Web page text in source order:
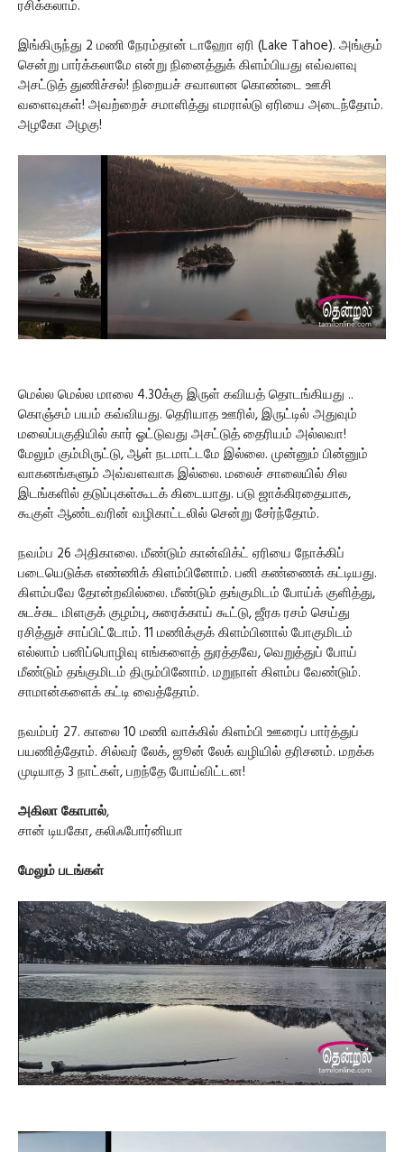
ரசிக்கலாம்.
இங்கிருந்து 2 மணி நேரம்தான் டாஹோ ஏரி (Lake Tahoe). அங்கும்
சென்று பார்க்கலாமே என்று நினைத்துக் கிளம்பியது எவ்வளவு
அசட்டுத் துணிச்சல்! நிறையச் சவாலான கொண்டை ஊசி
வளைவுகள்! அவற்றைச் சமாளித்து எமரால்டு ஏரியை அடைந்தோம்.
அழகோ அழகு!
மெல்ல மெல்ல மாலை 4.30க்கு இருள் கவியத் தொடங்கியது ..
கொஞ்சம் பயம் கவ்வியது. தெரியாத ஊரில், இருட்டில் அதுவும்
மலைப்பகுதியில் கார் ஓட்டுவது அசட்டுத் தைரியம் அல்லவா!
மேலும் கும்மிருட்டு, ஆள் நடமாட்டமே இல்லை. முன்னும் பின்னும்
வாகனங்களும் அவ்வளவாக இல்லை. மலைச் சாலையில் சில
இடங்களில் தடுப்புகள்கூடக் கிடையாது. படு ஜாக்கிரதையாக,
கூகுள் ஆண்டவரின் வழிகாட்டலில் சென்று சேர்ந்தோம்.
நவம்ப 26 அதிகாலை. மீண்டும் கான்விக்ட் ஏரியை நோக்கிப்
படையெடுக்க எண்ணிக் கிளம்பினோம். பனி கண்ணைக் கட்டியது.
கிளம்பவே தோன்றவில்லை. மீண்டும் தங்குமிடம் போய்க் குளித்து,
சுடச்சுட மிளகுக் குழம்பு, சுரைக்காய் கூட்டு, ஜீரக ரசம் செய்து
ரசித்துச் சாப்பிட்டோம். 11 மணிக்குக் கிளம்பினால் போகுமிடம்
எல்லாம் பனிப்பொழிவு எங்களைத் துரத்தவே, வெறுத்துப் போய்
மீண்டும் தங்குமிடம் திரும்பினோம். மறுநாள் கிளம்ப வேண்டும்.
சாமான்களைக் கட்டி வைத்தோம்.
நவம்பர் 27. காலை 10 மணி வாக்கில் கிளம்பி ஊரைப் பார்த்துப்
பயணித்தோம். சில்வர் லேக், ஜூன் லேக் வழியில் தரிசனம். மறக்க
முடியாத 3 நாட்கள், பறந்தே போய்விட்டன!
அகிலா கோபால்,
சான் டியகோ, கலிஃபோர்னியா
மேலும் படங்கள்